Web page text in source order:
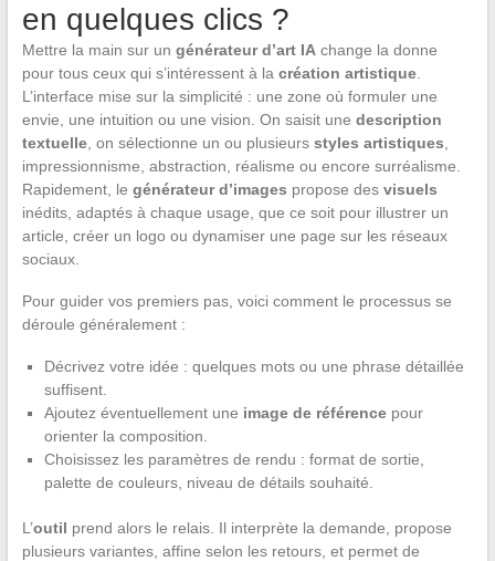
en quelques clics ?
Mettre la main sur un générateur d’art IAchange la donne
pour tous ceux qui s’intéressent à la création artistique.
L’interface mise sur la simplicité : une zone où formuler une
envie, une intuition ou une vision. On saisit une description
textuelle, on sélectionne un ou plusieurs styles artistiques
impressionnisme, abstraction, réalisme ou encore surréalisme.
Rapidement, le générateur d’images propose des visuels
inédits, adaptés à chaque usage, que ce soit pour illustrer un
article, créer un logo ou dynamiser une page sur les réseaux
sociaux.
Pour guider vos premiers pas, voici comment le processus se
déroule généralement :
Décrivez votre idée : quelques mots ou une phrase détaillée
suffisent.
Ajoutez éventuellement une image de référencepour
orienter la composition.
Choisissez les paramètres de rendu : format de sortie,
palette de couleurs, niveau de détails souhaité.
L’outil prend alors le relais. Il interprète la demande, propose
plusieurs variantes, affine selon les retours, et permet de